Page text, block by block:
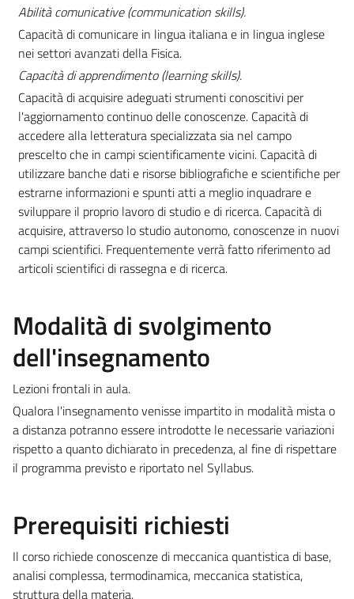
Abilità comunicative (communication skills).
Capacità di comunicare in lingua italiana e in lingua inglese
nei settori avanzati della Fisica.
Capacità di apprendimento (learning skills).
Capacità di acquisire adeguati strumenti conoscitivi per
l'aggiornamento continuo delle conoscenze. Capacità di
accedere alla letteratura specializzata sia nel campo
prescelto che in campi scientificamente vicini. Capacità di
utilizzare banche dati e risorse bibliografiche e scientifiche per
estrarne informazioni e spunti atti a meglio inquadrare e
sviluppare il proprio lavoro di studio e di ricerca. Capacità di
acquisire, attraverso lo studio autonomo, conoscenze in nuovi
campi scientifici. Frequentemente verrà fatto riferimento ad
articoli scientifici di rassegna e di ricerca.
Modalità di svolgimento
dell'insegnamento
Lezioni frontali in aula.
Qualora l'insegnamento venisse impartito in modalità mista o
a distanza potranno essere introdotte le necessarie variazioni
rispetto a quanto dichiarato in precedenza, al fine di rispettare
il programma previsto e riportato nel Syllabus.
Prerequisiti richiesti
Il corso richiede conoscenze di meccanica quantistica di base,
analisi complessa, termodinamica, meccanica statistica,
struttura della materia.